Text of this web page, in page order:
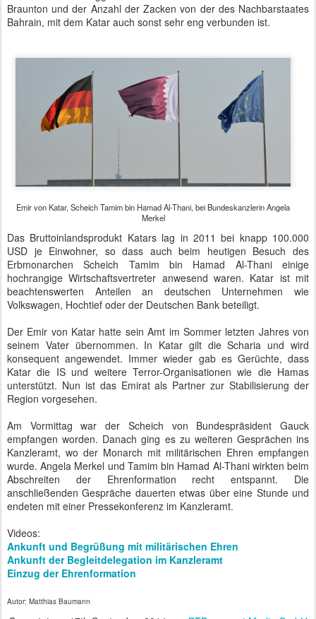
Emir von Katar, Scheich Tamim bin Hamad Al-Thani, bei Bundeskanzlerin Angela
Das Bruttoinlandsprodukt Katars lag in 2011 bei knapp 100.000
USD je Einwohner, so dass auch beim heutigen Besuch des
Erbmonarchen Scheich Tamim bin Hamad Al-Thani einige
hochrangige Wirtschaftsvertreter anwesend waren. Katar ist mit
beachtenswerten Anteilen an deutschen Unternehmen wie
Volkswagen, Hochtief oder der Deutschen Bank beteiligt.
Der Emir von Katar hatte sein Amt im Sommer letzten Jahres von
seinem Vater übernommen. In Katar gilt die Scharia und wird
konsequent angewendet. Immer wieder gab es Gerüchte, dass
Katar die IS und weitere Terror-Organisationen wie die Hamas
unterstützt. Nun ist das Emirat als Partner zur Stabilisierung der
Region vorgesehen.
Am Vormittag war der Scheich von Bundespräsident Gauck
empfangen worden. Danach ging es zu weiteren Gesprächen ins
Kanzleramt, wo der Monarch mit militärischen Ehren empfangen
wurde. Angela Merkel und Tamim bin Hamad Al-Thani wirkten beim
Abschreiten der Ehrenformation recht entspannt. Die
anschließenden Gespräche dauerten etwas über eine Stunde und
Videos:
Ankunft und Begrüßung mit militärischen Ehren
Ankunft der Begleitdelegation im Kanzleramt
Einzug der Ehrenformation
Autor: Matthias Baumann
Gepostet vor
Labels:Angela Merkel Bundeskanzlerin Bundesregierung